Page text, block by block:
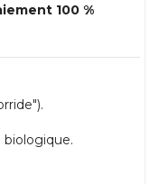
100 %
biologique.